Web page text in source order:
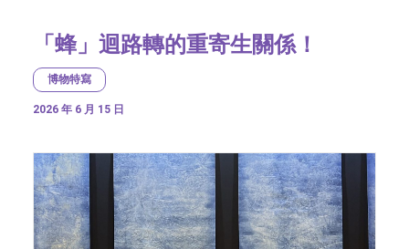
「蜂」迴路轉的重寄生關係！
博物特寫
2026 年 6 月 15 日